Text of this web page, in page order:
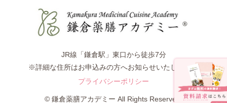
JR線「鎌倉駅」東口から徒歩7分
※詳細な住所はお申込みの方へお知らせいたします。
プライバシーポリシー
© 鎌倉薬膳アカデミー All Rights Reserved.